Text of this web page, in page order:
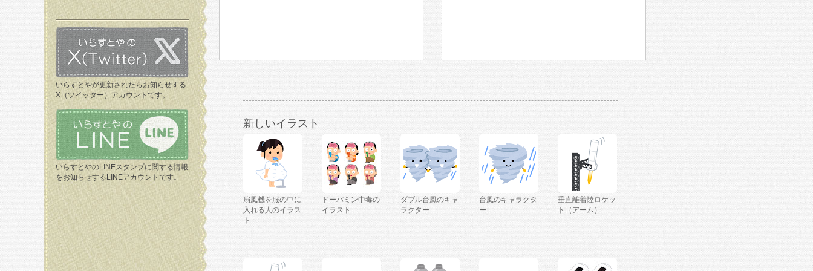
いらすとやが更新されたらお知らせする
X（ツイッター）アカウントです。
いらすとやのLINEスタンプに関する情報
をお知らせするLINEアカウントです。
新しいイラスト
扇風機を服の中に
入れる人のイラス
ト
ドーパミン中毒の
イラスト
ダブル台風のキャ
ラクター
台風のキャラクタ
ー
垂直離着陸ロケッ
ト（アーム）